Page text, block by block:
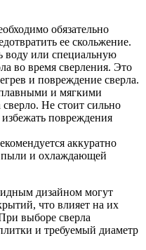
обязательно
ее скольжение.
воду или специальную
во время сверления. Это
и повреждение сверла.
и мягкими
Не стоит сильно
повреждения
аккуратно
пыли и охлаждающей
дизайном могут
что влияет на их
выборе сверла
и требуемый диаметр